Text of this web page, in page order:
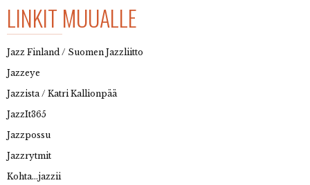
LINKIT MUUALLE
Jazz Finland / Suomen Jazzliitto
Jazzeye
Jazzista / Katri Kallionpää
JazzIt365
Jazzpossu
Jazzrytmit
Kohta…jazzii